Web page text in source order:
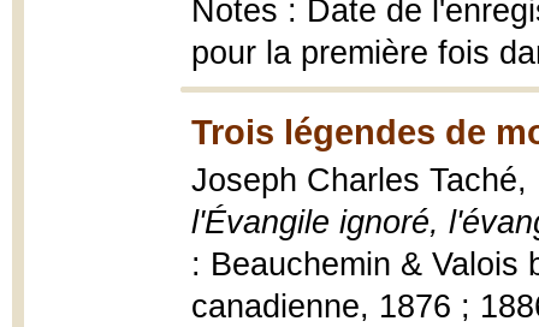
Notes : Date de
pour la première fois
Trois légendes de
Joseph Charles Taché,
l'Évangile ignoré,
: Beauchemin & Valois
canadienne, 1876 ;